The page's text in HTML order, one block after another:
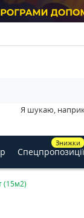
Я шукаю,
(15м2)
Знижки
Спецпропозиції